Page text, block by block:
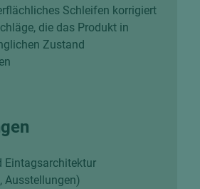
Schleifen korrigiert
die das Produkt in
Zustand
Eintagsarchitektur
Ausstellungen)